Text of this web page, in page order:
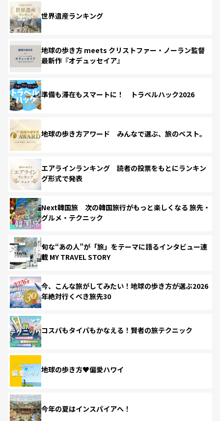
世界遺産ランキング
地球の歩き方 meets クリストファー・ノーラン監督
最新作『オデュッセイア』
準備も滞在もスマートに！ トラベルハック2026
地球の歩き方アワード みんなで選ぶ、旅のベスト。
エアラインランキング 読者の投票をもとにランキン
グ形式で発表
Next韓国旅 次の韓国旅行がもっと楽しくなる 旅先・
グルメ・テクニック
旬な“あの人”が「旅」をテーマに語るインタビュー連
載 MY TRAVEL STORY
今、こんな旅がしてみたい！地球の歩き方が選ぶ2026
年絶対行くべき旅先30
コスパもタイパもかなえる！賢者の旅テクニック
地球の歩き方♥偏愛ハワイ
今年の夏はインスパイアへ！